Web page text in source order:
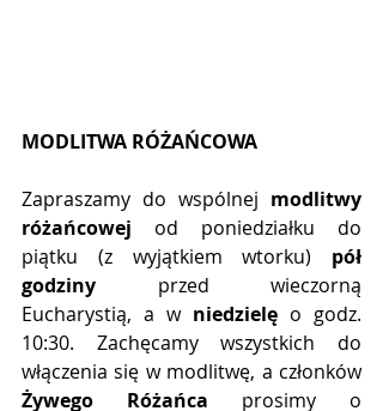
MODLITWA RÓŻAŃCOWA
Zapraszamy do wspólnej modlitwy
różańcowej od poniedziałku do
piątku (z wyjątkiem wtorku) pół
godziny przed wieczorną
Eucharystią, a w niedzielę o godz.
10:30. Zachęcamy wszystkich do
włączenia się w modlitwę, a członków
Żywego Różańca prosimy o